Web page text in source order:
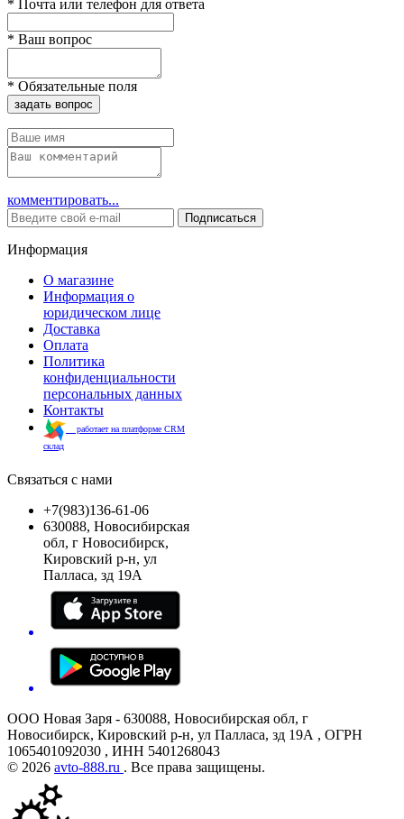
* Почта или телефон для ответа
* Ваш вопрос
* Обязательные поля
задать вопрос
комментировать...
Подписаться
Информация
О магазине
Информация о
юридическом лице
Доставка
Оплата
Политика
конфиденциальности
персональных данных
Контакты
работает на платформе CRM
склад
Связаться с нами
+7(983)136-61-06
630088, Новосибирская
обл, г Новосибирск,
Кировский р-н, ул
Палласа, зд 19А
ООО Новая Заря - 630088, Новосибирская обл, г
Новосибирск, Кировский р-н, ул Палласа, зд 19А , ОГРН
1065401092030 , ИНН 5401268043
© 2026 avto-888.ru . Все права защищены.